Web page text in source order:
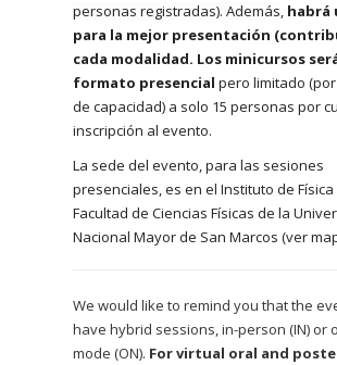
personas registradas). Además, habrá
para la mejor presentación
cada modalidad. Los minicursos
formato presencialpero limitado
de capacidad) a solo 15 personas por
inscripción al evento.
La sede del evento, para las sesiones
presenciales, es en el Instituto de Física
Facultad de Ciencias Físicas de la
Nacional Mayor de San Marcos (ver
We would like to remind you that the
have hybrid sessions, in-person (IN) or
mode (ON). For virtual oral and